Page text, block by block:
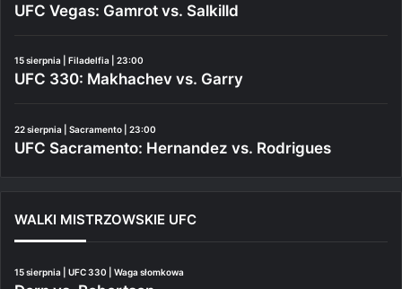
UFC Vegas: Gamrot vs. Salkilld
15 sierpnia | Filadelfia | 23:00
UFC 330: Makhachev vs. Garry
22 sierpnia | Sacramento | 23:00
UFC Sacramento: Hernandez vs. Rodrigues
WALKI MISTRZOWSKIE UFC
15 sierpnia | UFC 330 | Waga słomkowa